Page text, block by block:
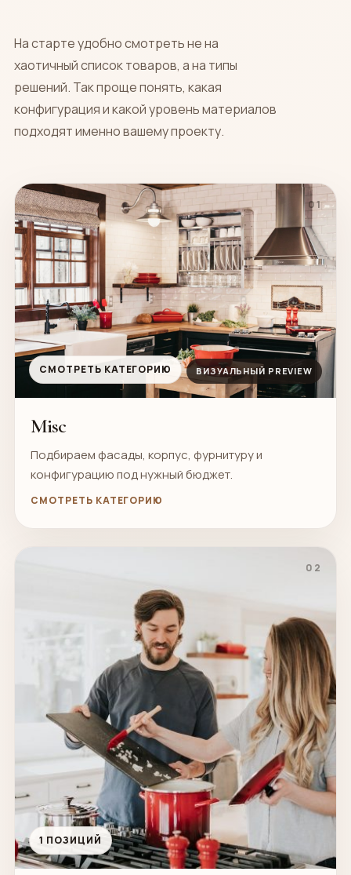
На старте удобно смотреть не на
хаотичный список товаров, а на типы
решений. Так проще понять, какая
конфигурация и какой уровень материалов
подходят именно вашему проекту.
01
ВИЗУАЛЬНЫЙ PREVIEW
СМОТРЕТЬ КАТЕГОРИЮ
Misc
Подбираем фасады, корпус, фурнитуру и
конфигурацию под нужный бюджет.
СМОТРЕТЬ КАТЕГОРИЮ
02
1 ПОЗИЦИЙ